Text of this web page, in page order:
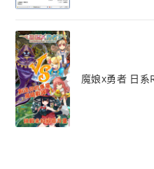
魔娘x勇者 日系